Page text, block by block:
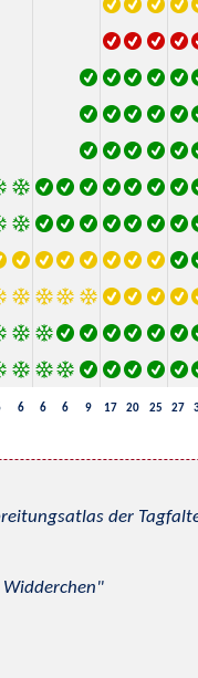
6 6 6 9 17 20 25 27
der